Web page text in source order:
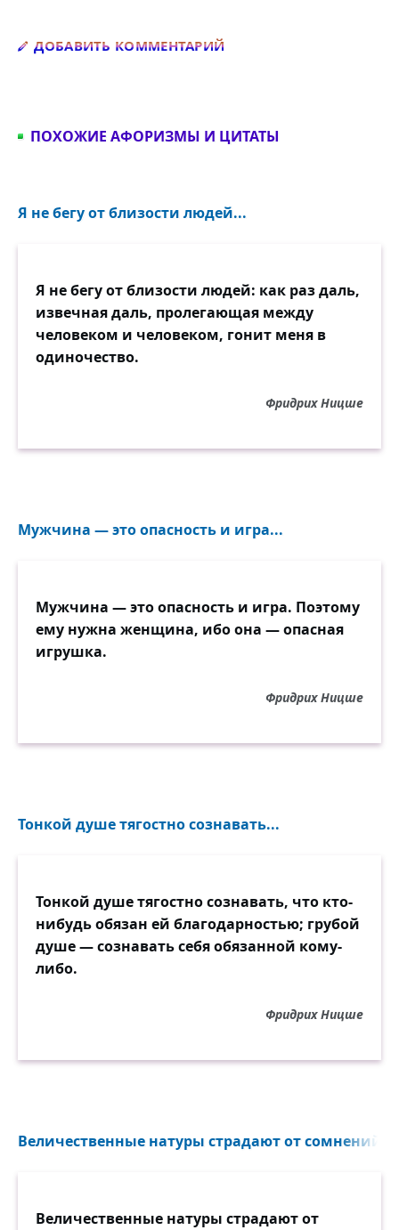
ДОБАВИТЬ КОММЕНТАРИЙ
ПОХОЖИЕ АФОРИЗМЫ И ЦИТАТЫ
Я не бегу от близости людей...
Я не бегу от близости людей: как раз даль,
извечная даль, пролегающая между
человеком и человеком, гонит меня в
одиночество.
Фридрих Ницше
Мужчина — это опасность и игра...
Мужчина — это опасность и игра. Поэтому
ему нужна женщина, ибо она — опасная
игрушка.
Фридрих Ницше
Тонкой душе тягостно сознавать...
Тонкой душе тягостно сознавать, что кто-
нибудь обязан ей благодарностью; грубой
душе — сознавать себя обязанной кому-
либо.
Фридрих Ницше
Величественные натуры страдают от сомнений...
Величественные натуры страдают от